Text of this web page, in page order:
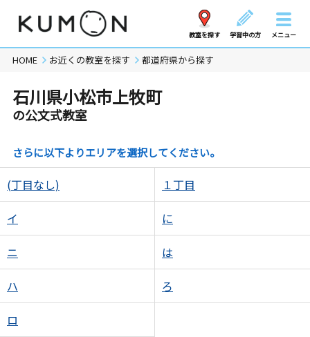
教室を探す 学習中の方 メニュー
HOME お近くの教室を探す 都道府県から探す
石川県小松市上牧町
の公文式教室
さらに以下よりエリアを選択してください。
(丁目なし) １丁目
イ に
ニ は
ハ ろ
ロ